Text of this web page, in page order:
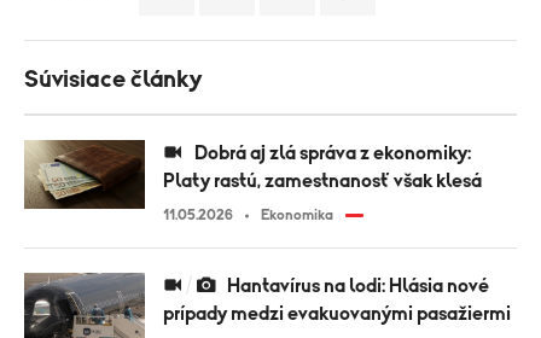
Súvisiace články
Platy rastú, zamestnanosť však klesá
11.05.2026 Ekonomika
prípady medzi evakuovanými pasažiermi